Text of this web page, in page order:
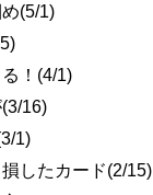
(5/1)
！(4/1)
16)
1)
したカード(2/15)